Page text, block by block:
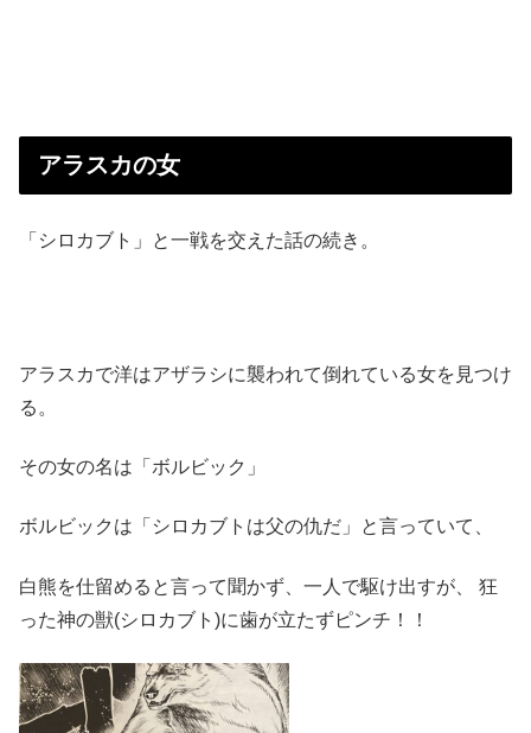
アラスカの女
「シロカブト」と一戦を交えた話の続き。
アラスカで洋はアザラシに襲われて倒れている女を見つけ
る。
その女の名は「ボルビック」
ボルビックは「シロカブトは父の仇だ」と言っていて、
白熊を仕留めると言って聞かず、一人で駆け出すが、 狂
った神の獣(シロカブト)に歯が立たずピンチ！！